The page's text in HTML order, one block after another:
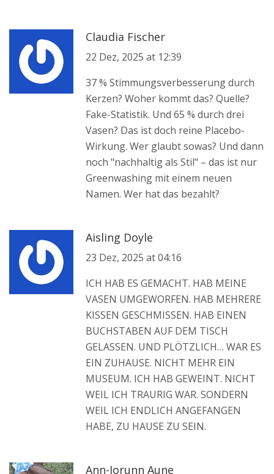
Claudia Fischer
22 Dez, 2025 at 12:39
37 % Stimmungsverbesserung durch
Kerzen? Woher kommt das? Quelle?
Fake-Statistik. Und 65 % durch drei
Vasen? Das ist doch reine Placebo-
Wirkung. Wer glaubt sowas? Und dann
noch "nachhaltig als Stil" – das ist nur
Greenwashing mit einem neuen
Namen. Wer hat das bezahlt?
Aisling Doyle
23 Dez, 2025 at 04:16
ICH HAB ES GEMACHT. HAB MEINE
VASEN UMGEWORFEN. HAB MEHRERE
KISSEN GESCHMISSEN. HAB EINEN
BUCHSTABEN AUF DEM TISCH
GELASSEN. UND PLÖTZLICH… WAR ES
EIN ZUHAUSE. NICHT MEHR EIN
MUSEUM. ICH HAB GEWEINT. NICHT
WEIL ICH TRAURIG WAR. SONDERN
WEIL ICH ENDLICH ANGEFANGEN
HABE, ZU HAUSE ZU SEIN.
Ann-Jorunn Aune